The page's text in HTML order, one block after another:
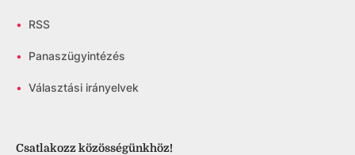
• RSS
• Panaszügyintézés
• Választási irányelvek
Csatlakozz közösségünkhöz!